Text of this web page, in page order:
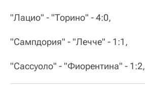
"Лацио" - "Торино" - 4:0,
"Сампдория" - "Лечче" - 1:1,
"Сассуоло" - "Фиорентина" - 1:2,